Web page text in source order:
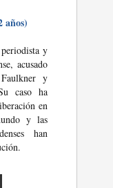
años)
y
acusado
y
caso ha
en
y las
han